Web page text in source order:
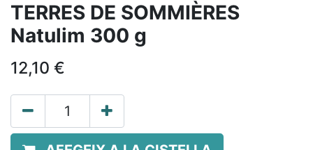
TERRES DE SOMMIÈRES
Natulim 300 g
12,10 €